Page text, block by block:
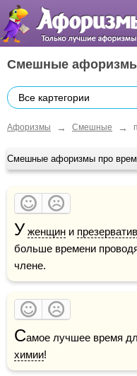
Смешные
Все картегории
Афоризмы → Смешные →
Смешные афоризмы про
У женщин и
больше времени
члене.
Самое лучшее время
химии!